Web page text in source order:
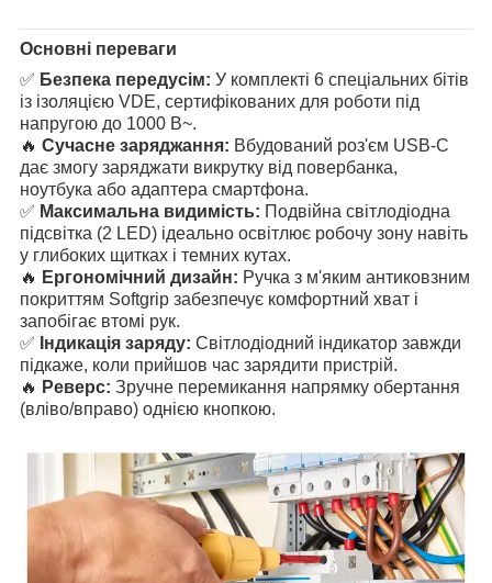
Основні переваги
✅ Безпека передусім: У комплекті 6 спеціальних бітів
із ізоляцією VDE, сертифікованих для роботи під
напругою до 1000 В~.
🔥 Сучасне заряджання: Вбудований роз'єм USB-C
дає змогу заряджати викрутку від повербанка,
ноутбука або адаптера смартфона.
✅ Максимальна видимість: Подвійна світлодіодна
підсвітка (2 LED) ідеально освітлює робочу зону навіть
у глибоких щитках і темних кутах.
🔥 Ергономічний дизайн: Ручка з м'яким антиковзним
покриттям Softgrip забезпечує комфортний хват і
запобігає втомі рук.
✅ Індикація заряду: Світлодіодний індикатор завжди
підкаже, коли прийшов час зарядити пристрій.
🔥 Реверс: Зручне перемикання напрямку обертання
(вліво/вправо) однією кнопкою.